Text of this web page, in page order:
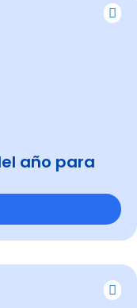
año para